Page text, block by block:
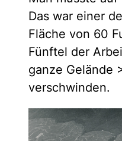
Das war einer
Fläche von 60
Fünftel der
ganze Gelände
verschwinden.